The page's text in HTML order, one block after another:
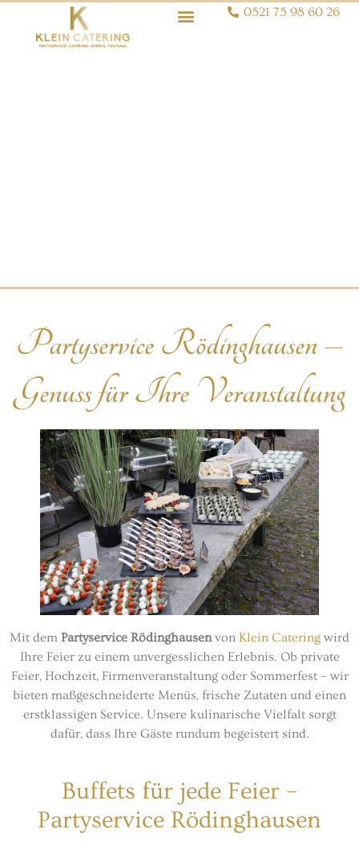
0521 75 98 60 26
Partyservice Rödinghausen –
Genuss für Ihre Veranstaltung
Mit dem Partyservice Rödinghausenvon Klein Catering wird
Ihre Feier zu einem unvergesslichen Erlebnis. Ob private
Feier, Hochzeit, Firmenveranstaltung oder Sommerfest – wir
bieten maßgeschneiderte Menüs, frische Zutaten und einen
erstklassigen Service. Unsere kulinarische Vielfalt sorgt
dafür, dass Ihre Gäste rundum begeistert sind.
Buffets für jede Feier –
Partyservice Rödinghausen